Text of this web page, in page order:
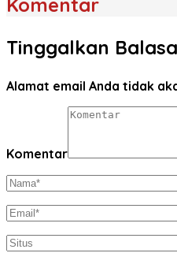
Tinggalkan
Alamat email Anda tidak
Komentar